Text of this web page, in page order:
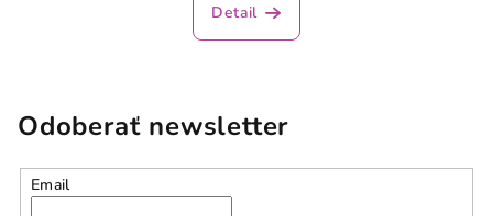
Detail
Odoberať newsletter
Email